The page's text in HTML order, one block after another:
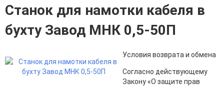
Станок для намотки кабеля в
бухту Завод МНК 0,5-50П
Условия возврата и обмена
Согласно действующему
Закону «О защите прав